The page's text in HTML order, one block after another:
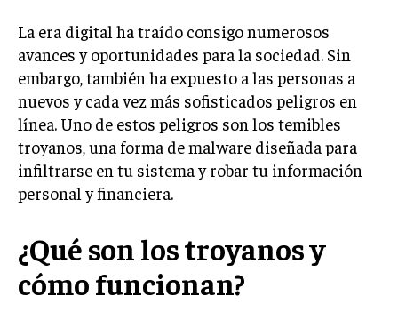
La era digital ha traído consigo numerosos
avances y oportunidades para la sociedad. Sin
embargo, también ha expuesto a las personas a
nuevos y cada vez más sofisticados peligros en
línea. Uno de estos peligros son los temibles
troyanos, una forma de malware diseñada para
infiltrarse en tu sistema y robar tu información
personal y financiera.
¿Qué son los troyanos y
cómo funcionan?